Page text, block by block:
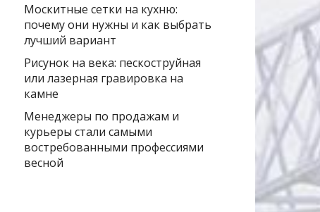
Москитные сетки на кухню:
почему они нужны и как выбрать
лучший вариант
Рисунок на века: пескоструйная
или лазерная гравировка на
камне
Менеджеры по продажам и
курьеры стали самыми
востребованными профессиями
весной